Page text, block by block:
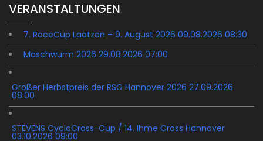
VERANSTALTUNGEN
7. RaceCup Laatzen – 9. August 2026 09.08.2026 08:30
Maschwurm 2026 29.08.2026 07:00
Großer Herbstpreis der RSG Hannover 2026 27.09.2026
08:00
STEVENS CycloCross-Cup / 14. Ihme Cross Hannover
03.10.2026 09:00